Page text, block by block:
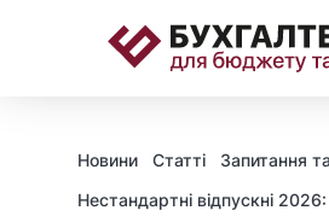
Новини Статті Запитання та
Нестандартні відпускні